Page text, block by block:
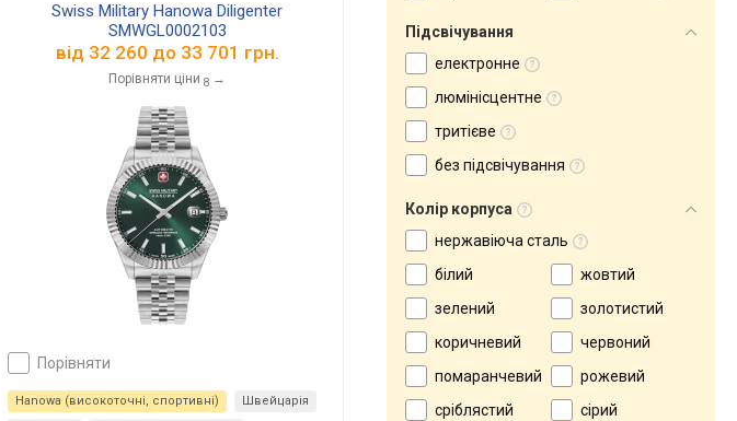
Swiss Military Hanowa Diligenter
SMWGL0002103
від 32 260 до 33 701 грн.
Порівняти ціни 8 →
порівняти
Hanowa (високоточні, спортивні)
Швейцарія
Підсвічування
електронне
люмінісцентне
тритієве
без підсвічування
Колір корпуса
нержавіюча сталь
білий
жовтий
зелений
золотистий
коричневий
червоний
помаранчевий
рожевий
сріблястий
сірий